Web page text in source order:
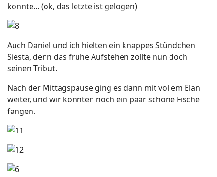
konnte... (ok, das letzte ist gelogen)
Auch Daniel und ich hielten ein knappes Stündchen
Siesta, denn das frühe Aufstehen zollte nun doch
seinen Tribut.
Nach der Mittagspause ging es dann mit vollem Elan
weiter, und wir konnten noch ein paar schöne Fische
fangen.